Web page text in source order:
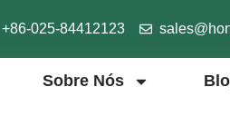
+86-025-84412123
Sobre Nós